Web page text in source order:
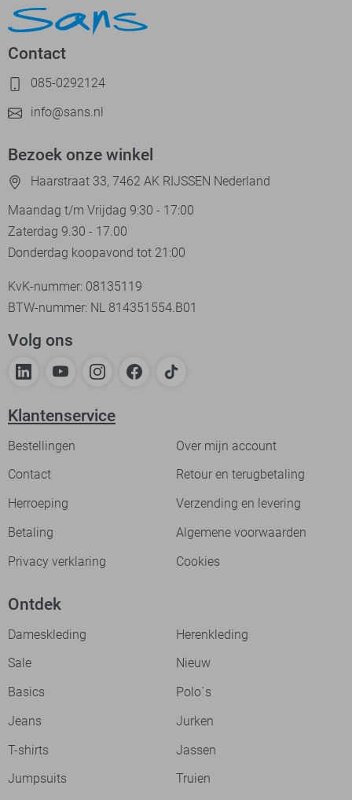
Contact
085-0292124
info@sans.nl
Bezoek onze winkel
Haarstraat 33, 7462 AK RIJSSEN Nederland
Maandag t/m Vrijdag 9:30 - 17:00
Zaterdag 9.30 - 17.00
Donderdag koopavond tot 21:00
KvK-nummer: 08135119
BTW-nummer: NL 814351554.B01
Volg ons
Klantenservice
Bestellingen
Over mijn account
Contact
Retour en terugbetaling
Herroeping
Verzending en levering
Betaling
Algemene voorwaarden
Privacy verklaring
Cookies
Ontdek
Dameskleding
Herenkleding
Sale
Nieuw
Basics
Polo`s
Jeans
Jurken
T-shirts
Jassen
Jumpsuits
Truien